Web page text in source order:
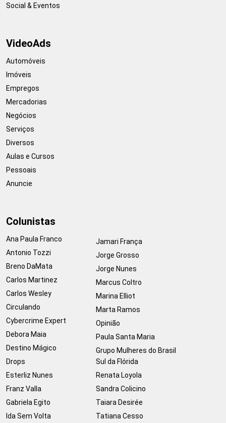
Social & Eventos
VideoAds
Automóveis
Imóveis
Empregos
Mercadorias
Negócios
Serviços
Diversos
Aulas e Cursos
Pessoais
Anuncie
Colunistas
Ana Paula Franco
Antonio Tozzi
Breno DaMata
Carlos Martinez
Carlos Wesley
Circulando
Cybercrime Expert
Debora Maia
Destino Mágico
Drops
Esterliz Nunes
Franz Valla
Gabriela Egito
Ida Sem Volta
Jamari França
Jorge Grosso
Jorge Nunes
Marcus Coltro
Marina Elliot
Marta Ramos
Opinião
Paula Santa Maria
Grupo Mulheres do Brasil
Sul da Flórida
Renata Loyola
Sandra Colicino
Taiara Desirée
Tatiana Cesso